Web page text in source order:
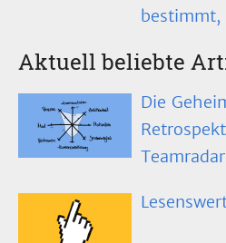
bestimmt,
Aktuell beliebte
Die
Teamradar